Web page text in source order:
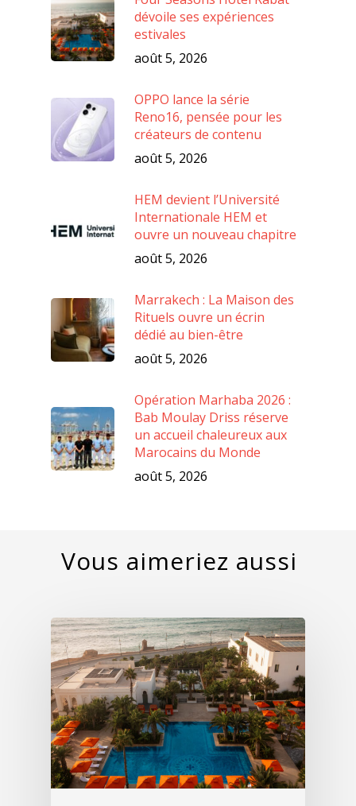
dévoile ses expériences
estivales
août 5, 2026
OPPO lance la série
Reno16, pensée pour les
créateurs de contenu
août 5, 2026
HEM devient l’Université
Internationale HEM et
ouvre un nouveau chapitre
août 5, 2026
Marrakech : La Maison des
Rituels ouvre un écrin
dédié au bien-être
août 5, 2026
Opération Marhaba 2026 :
Bab Moulay Driss réserve
un accueil chaleureux aux
Marocains du Monde
août 5, 2026